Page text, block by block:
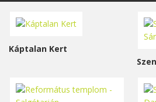
Káptalan Kert